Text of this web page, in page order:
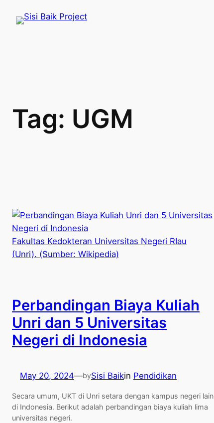
Tag: UGM
Fakultas Kedokteran Universitas Negeri RIau
(Unri). (Sumber: Wikipedia)
Perbandingan Biaya Kuliah
Unri dan 5 Universitas
Negeri di Indonesia
May 20, 2024—bySisi Baikin Pendidikan
Secara umum, UKT di Unri setara dengan kampus negeri lain
di Indonesia. Berikut adalah perbandingan biaya kuliah lima
universitas negeri.